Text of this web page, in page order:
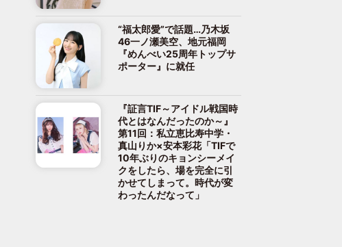
“福太郎愛”で話題…乃木坂
46一ノ瀬美空、地元福岡
『めんべい25周年トップサ
ポーター』に就任
『証言TIF～アイドル戦国時
代とはなんだったのか～』
第11回：私立恵比寿中学・
真山りか×安本彩花「TIFで
10年ぶりのキョンシーメイ
クをしたら、場を完全に引
かせてしまって。時代が変
わったんだなって」